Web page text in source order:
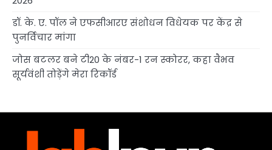
डॉ. के. ए. पॉल ने एफसीआरए संशोधन विधेयक पर केंद्र से
पुनर्विचार मांगा
जोस बटलर बने टी20 के नंबर-1 रन स्कोरर, कहा वैभव
सूर्यवंशी तोड़ेंगे मेरा रिकॉर्ड